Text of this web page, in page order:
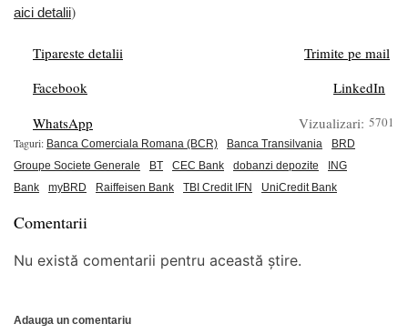
aici detalii)
Tipareste detalii
Trimite pe mail
Facebook
LinkedIn
WhatsApp
Vizualizari: 5701
Taguri: Banca Comerciala Romana (BCR) Banca Transilvania
BRD
Groupe Societe Generale
BT CEC Bank dobanzi depozite
ING
Bank
myBRD Raiffeisen Bank TBI Credit IFN UniCredit Bank
Comentarii
Nu există comentarii pentru această știre.
Adauga un comentariu